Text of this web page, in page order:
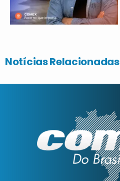
Notícias Relacionadas